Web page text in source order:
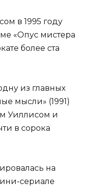
в 1995 году
«Опус мистера
более ста
из главных
мысли» (1991)
Уиллисом и
в сорока
на
сериале